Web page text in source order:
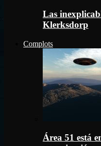
Las
Klerksdorp
Complots
Área 51 está